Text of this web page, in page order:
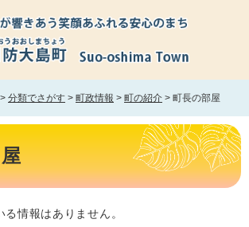
> 分類でさがす > 町政情報 > 町の紹介 > 町長の部屋
情報はありません。